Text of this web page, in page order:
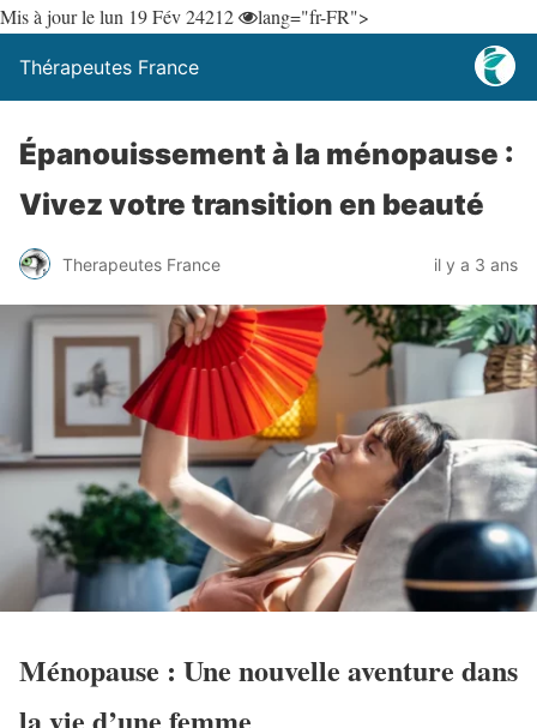
Mis à jour le lun 19 Fév 24212 lang="fr-FR">
Thérapeutes France
Épanouissement à la ménopause :
Vivez votre transition en beauté
Therapeutes France il y a 3 ans
Ménopause : Une nouvelle aventure dans